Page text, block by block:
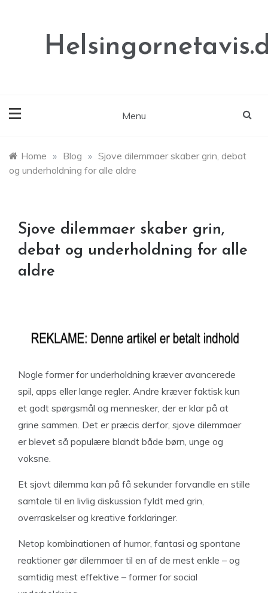
Menu
Home » Blog » Sjove dilemmaer skaber grin, debat
og underholdning for alle aldre
Sjove dilemmaer skaber grin,
debat og underholdning for alle
aldre
Nogle former for underholdning kræver avancerede
spil, apps eller lange regler. Andre kræver faktisk kun
et godt spørgsmål og mennesker, der er klar på at
grine sammen. Det er præcis derfor, sjove dilemmaer
er blevet så populære blandt både børn, unge og
voksne.
Et sjovt dilemma kan på få sekunder forvandle en stille
samtale til en livlig diskussion fyldt med grin,
overraskelser og kreative forklaringer.
Netop kombinationen af humor, fantasi og spontane
reaktioner gør dilemmaer til en af de mest enkle – og
samtidig mest effektive – former for social